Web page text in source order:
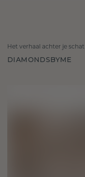
Het verhaal achter je schat
DIAMONDSBYME